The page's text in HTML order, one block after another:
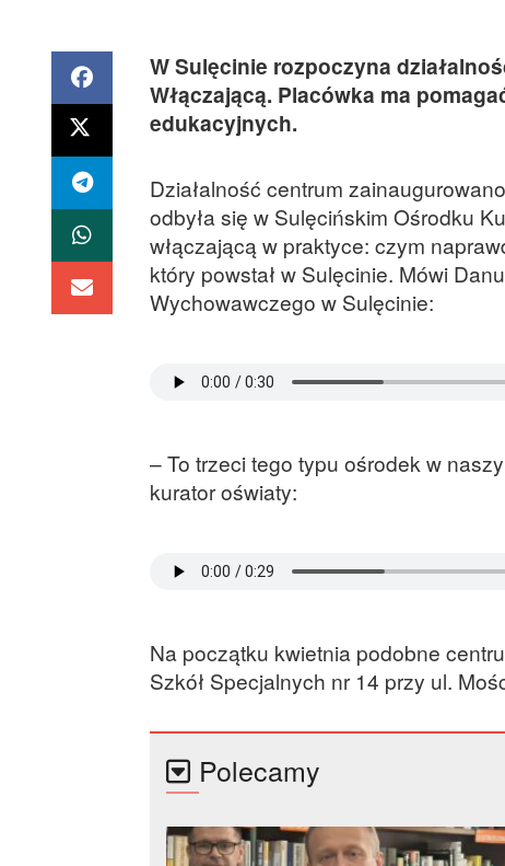
W Sulęcinie rozpoczyna
Włączającą. Placówka ma
edukacyjnych.
Działalność centrum
odbyła się w Sulęcińskim Ośrodku
włączającą w praktyce: czym
który powstał w Sulęcinie. Mówi
Wychowawczego w Sulęcinie:
– To trzeci tego typu ośrodek w
kurator oświaty:
Na początku kwietnia podobne
Szkół Specjalnych nr 14 przy ul.
Polecamy